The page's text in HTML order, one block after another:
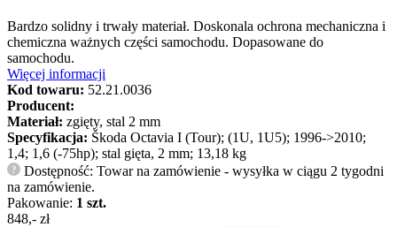
Bardzo solidny i trwały materiał. Doskonala ochrona mechaniczna i
chemiczna ważnych części samochodu. Dopasowane do
samochodu.
Więcej informacji
Kod towaru: 52.21.0036
Producent:
Materiał: zgięty, stal 2 mm
Specyfikacja: Škoda Octavia I (Tour); (1U, 1U5); 1996->2010;
1,4; 1,6 (-75hp); stal gięta, 2 mm; 13,18 kg
?
Dostępność: Towar na zamówienie - wysyłka w ciągu 2 tygodni
na zamówienie.
Pakowanie: 1 szt.
848,- zł